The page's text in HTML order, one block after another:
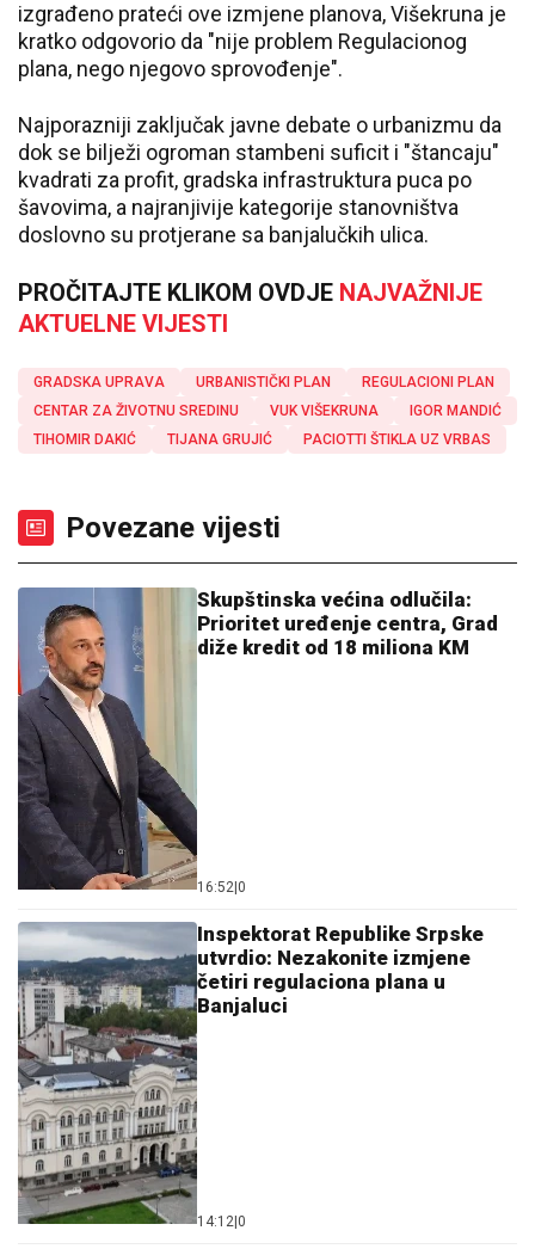
izgrađeno prateći ove izmjene planova, Višekruna je
kratko odgovorio da "nije problem Regulacionog
plana, nego njegovo sprovođenje".
Najporazniji zaključak javne debate o urbanizmu da
dok se bilježi ogroman stambeni suficit i "štancaju"
kvadrati za profit, gradska infrastruktura puca po
šavovima, a najranjivije kategorije stanovništva
doslovno su protjerane sa banjalučkih ulica.
PROČITAJTE KLIKOM OVDJE NAJVAŽNIJE
AKTUELNE VIJESTI
GRADSKA UPRAVA URBANISTIČKI PLAN
REGULACIONI PLAN
CENTAR ZA ŽIVOTNU SREDINU
VUK VIŠEKRUNA
IGOR MANDIĆ
TIHOMIR DAKIĆ
TIJANA GRUJIĆ PACIOTTI ŠTIKLA UZ VRBAS
Povezane vijesti
Skupštinska većina odlučila:
Prioritet uređenje centra, Grad
diže kredit od 18 miliona KM
16:52 0
Inspektorat Republike Srpske
utvrdio: Nezakonite izmjene
četiri regulaciona plana u
Banjaluci
14:12 0